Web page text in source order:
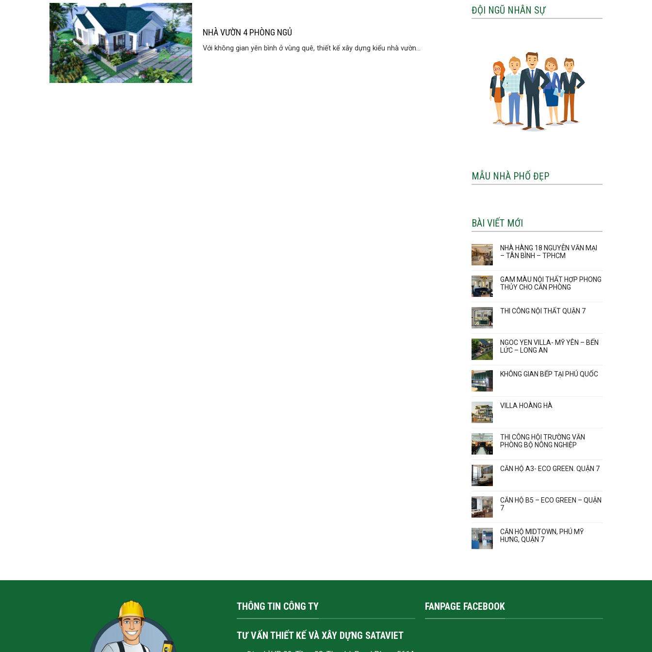
NHÀ VƯỜN 4 PHÒNG NGỦ
Với không gian yên bình ở vùng quê, thiết kế xây dựng kiểu nhà vườn...
ĐỘI NGŨ NHÂN SỰ
MẪU NHÀ PHỐ ĐẸP
BÀI VIẾT MỚI
NHÀ HÀNG 18 NGUYỄN VĂN MẠI
– TÂN BÌNH – TPHCM
GAM MÀU NỘI THẤT HỢP PHONG
THỦY CHO CĂN PHÒNG
THI CÔNG NỘI THẤT QUẬN 7
NGOC YEN VILLA- MỸ YÊN – BẾN
LỨC – LONG AN
KHÔNG GIAN BẾP TẠI PHÚ QUỐC
VILLA HOÀNG HÀ
THI CÔNG HỘI TRƯỜNG VĂN
PHÒNG BỘ NÔNG NGHIỆP
CĂN HỘ A3- ECO GREEN. QUẬN 7
CĂN HỘ B5 – ECO GREEN – QUẬN
7
CĂN HỘ MIDTOWN, PHÚ MỸ
HƯNG, QUẬN 7
THÔNG TIN CÔNG TY
TƯ VẤN THIẾT KẾ VÀ XÂY DỰNG SATAVIET
FANPAGE FACEBOOK